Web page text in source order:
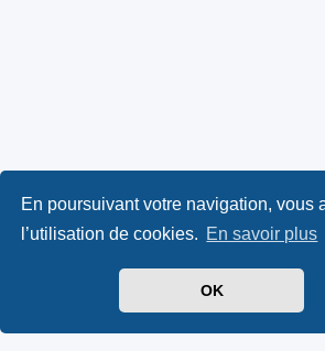
En poursuivant votre navigation, vous
l’utilisation de cookies. En savoir plus
OK